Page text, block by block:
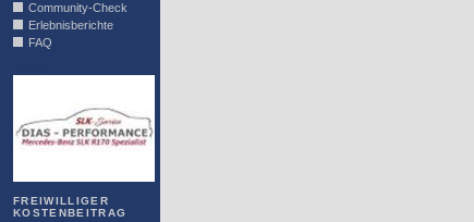
Community-Check
Erlebnisberichte
FAQ
FREIWILLIGER
KOSTENBEITRAG